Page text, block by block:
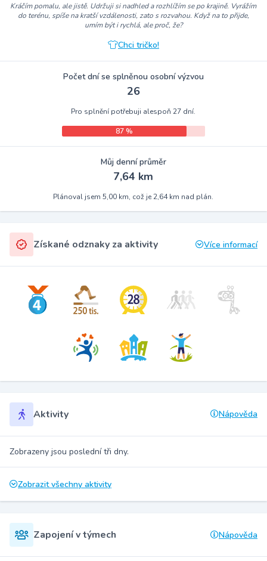
Kráčím pomalu, ale jistě. Udržuji si nadhled a rozhlížím se po krajině. Vyrážím
do terénu, spíše na kratší vzdálenosti, zato s rozvahou. Když na to přijde,
umím být i rychlá, ale proč, že?
Chci tričko!
Počet dní se splněnou osobní výzvou
26
Pro splnění potřebuji alespoň 27 dní.
87 %
Můj denní průměr
7,64 km
Plánoval jsem 5,00 km, což je 2,64 km nad plán.
Získané odznaky za aktivity Více informací
Aktivity Nápověda
Zobrazeny jsou poslední tři dny.
Zobrazit všechny aktivity
Zapojení v týmech Nápověda